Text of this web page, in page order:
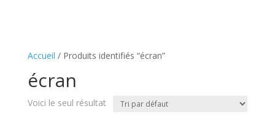
Accueil / Produits identifiés “écran”
écran
Voici le seul résultat